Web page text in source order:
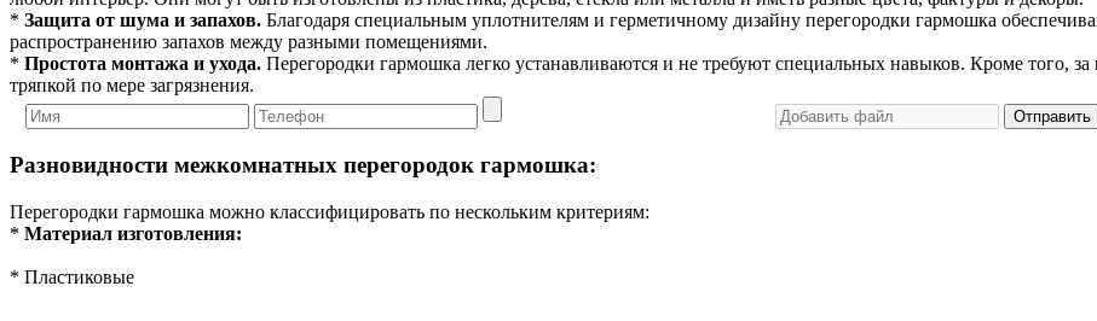
* Защита от шума и запахов. Благодаря специальным уплотнителям и герметичному дизайну перегородки гармошка
распространению запахов между разными помещениями.
* Простота монтажа и ухода. Перегородки гармошка легко устанавливаются и не требуют специальных навыков. Кроме того,
тряпкой по мере загрязнения.
Отправить
Разновидности межкомнатных перегородок гармошка:
Перегородки гармошка можно классифицировать по нескольким критериям:
* Материал изготовления:
* Пластиковые